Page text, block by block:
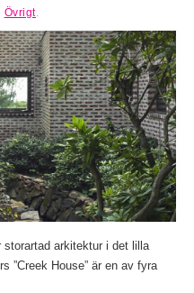
Övrigt
arkitektur i det lilla
”Creek House” är en av fyra